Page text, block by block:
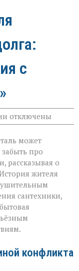
с
к
записи
как
повод
долга:
коммунальная
история
с
серьёзным
финалом»
отключены
может
про
рассказывая о
жителя
сантехники,
конфликта